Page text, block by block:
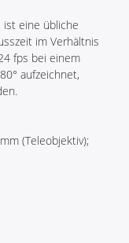
eine übliche
im Verhältnis
fps bei einem
aufzeichnet,
(Teleobjektiv);